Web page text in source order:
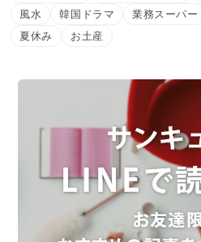
風水
韓国ドラマ 業務スーパー
夏休み
お土産